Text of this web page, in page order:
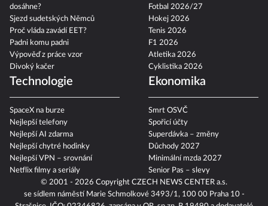
© 2001 - 2026 Copyright CZECH NEWS CENTER a.s.
se sídlem náměstí Marie Schmolkové 3493/1, 100 00 Praha 10 -
dosáhne?
Sjezd sudetských Němců
Proč vláda zavádí EET?
Padni komu padni
Výpověď z práce vzor
Divoký kačer
Fotbal 2026/27
Hokej 2026
Tenis 2026
F1 2026
Atletika 2026
Cyklistika 2026
Technologie
SpaceX na burze
Nejlepší telefony
Nejlepší AI zdarma
Nejlepší chytré hodinky
Nejlepší VPN – srovnání
Netflix filmy a seriály
Ekonomika
Smrt OSVČ
Spořicí účty
Superdávka – změny
Důchody 2027
Minimální mzda 2027
Senior Pas – slevy